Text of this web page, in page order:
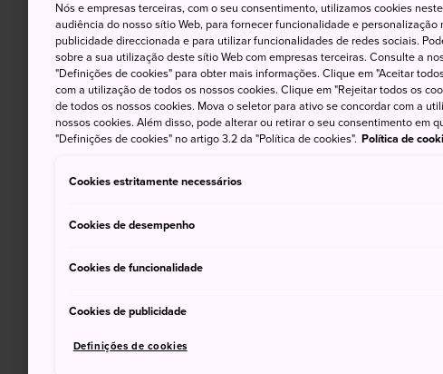
Nós e empresas terceiras, com o seu consentimento, utilizamos cookies
audiência do nosso sítio Web, para fornecer funcionalidade e personalização
publicidade direccionada e para utilizar funcionalidades de redes sociais.
sobre a sua utilização deste sítio Web com empresas terceiras. Consulte a
"Definições de cookies" para obter mais informações. Clique em "Aceitar
com a utilização de todos os nossos cookies. Clique em "Rejeitar todos os
de todos os nossos cookies. Mova o seletor para ativo se concordar com a
nossos cookies. Além disso, pode alterar ou retirar o seu consentimento em
"Definições de cookies" no artigo 3.2 da "Política de cookies". Política de
Cookies estritamente necessários
Cookies de desempenho
Cookies de funcionalidade
Cookies de publicidade
Definições de cookies